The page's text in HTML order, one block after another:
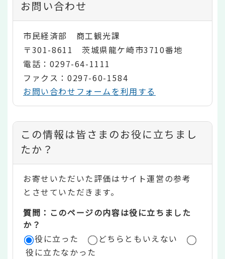
お問い合わせ
市民経済部 商工観光課
〒301-8611 茨城県龍ケ崎市3710番地
電話：0297-64-1111
ファクス：0297-60-1584
お問い合わせフォームを利用する
コ
ン
テ
ン
ツ
評
価
この情報は皆さまのお役に立ちまし
たか？
お寄せいただいた評価はサイト運営の参考
とさせていただきます。
質問：このページの内容は役に立ちました
か？
役に立った
どちらともいえない
役に立たなかった